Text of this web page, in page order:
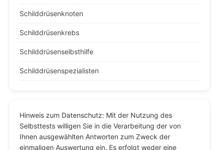
Schilddrüsenknoten
Schilddrüsenkrebs
Schilddrüsenselbsthilfe
Schilddrüsenspezialisten
Hinweis zum Datenschutz: Mit der Nutzung des
Selbsttests willigen Sie in die Verarbeitung der von
Ihnen ausgewählten Antworten zum Zweck der
einmaligen Auswertung ein. Es erfolgt weder eine